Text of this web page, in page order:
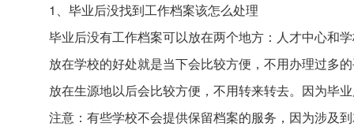
1、毕业后没找到工作档案该怎么处理
毕业后没有工作档案可以放在两个地方：人才中心和
放在学校的好处就是当下会比较方便，不用办理过多
放在生源地以后会比较方便，不用转来转去。因为毕
注意：有些学校不会提供保留档案的服务，因为涉及